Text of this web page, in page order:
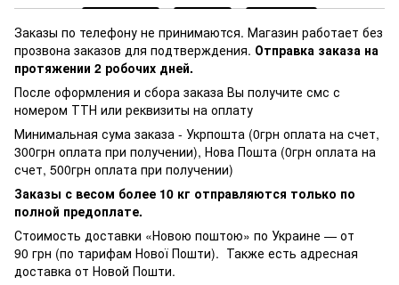
Заказы по телефону не принимаются. Магазин работает без
прозвона заказов для подтверждения. Отправка заказа на
протяжении 2 робочих дней.
После оформления и сбора заказа Вы получите смс с
номером ТТН или реквизиты на оплату
Минимальная сума заказа - Укрпошта (0грн оплата на счет,
300грн оплата при получении), Нова Пошта (0грн оплата на
счет, 500грн оплата при получении)
Заказы с весом более 10 кг отправляются только по
полной предоплате.
Стоимость доставки «Новою поштою» по Украине — от
90 грн (по тарифам Нової Пошти). Также есть адресная
доставка от Новой Пошти.